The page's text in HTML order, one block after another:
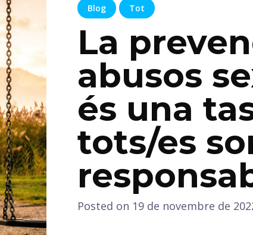
Blog Tot
La
abusos
és una
tots/es
Posted on 19 de novembre de